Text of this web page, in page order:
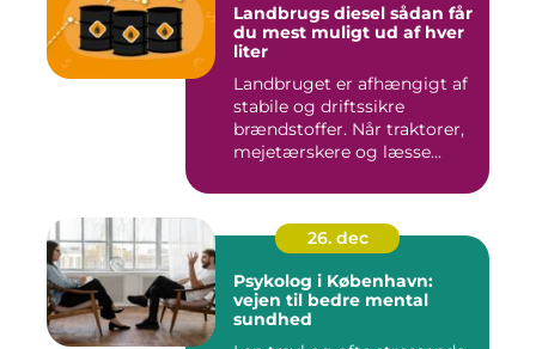
Landbrugs diesel sådan får
du mest muligt ud af hver
liter
Landbruget er afhængigt af
stabile og driftssikre
brændstoffer. Når traktorer,
mejetærskere og læsse...
26. dec
Psykolog i København:
vejen til bedre mental
sundhed